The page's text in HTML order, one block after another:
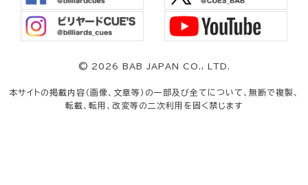
© 2026 BAB JAPAN CO., LTD.
本サイトの掲載内容（画像、文章等）の一部及び全てについて、無断で複製、
転載、転用、改変等の二次利用を固く禁じます